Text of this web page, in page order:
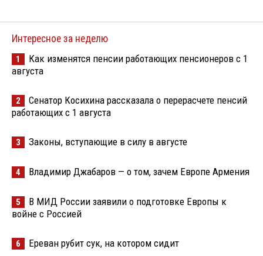
Интересное за неделю
1
Как изменятся пенсии работающих пенсионеров с 1
августа
2
Сенатор Косихина рассказала о перерасчете пенсий
работающих с 1 августа
3 Законы, вступающие в силу в августе
4 Владимир Джабаров — о том, зачем Европе Армения
5
В МИД России заявили о подготовке Европы к
войне с Россией
6 Ереван рубит сук, на котором сидит